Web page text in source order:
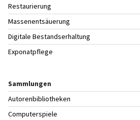
Restaurierung
Massenentsäuerung
Digitale Bestandserhaltung
Exponatpflege
Sammlungen
Autorenbibliotheken
Computerspiele